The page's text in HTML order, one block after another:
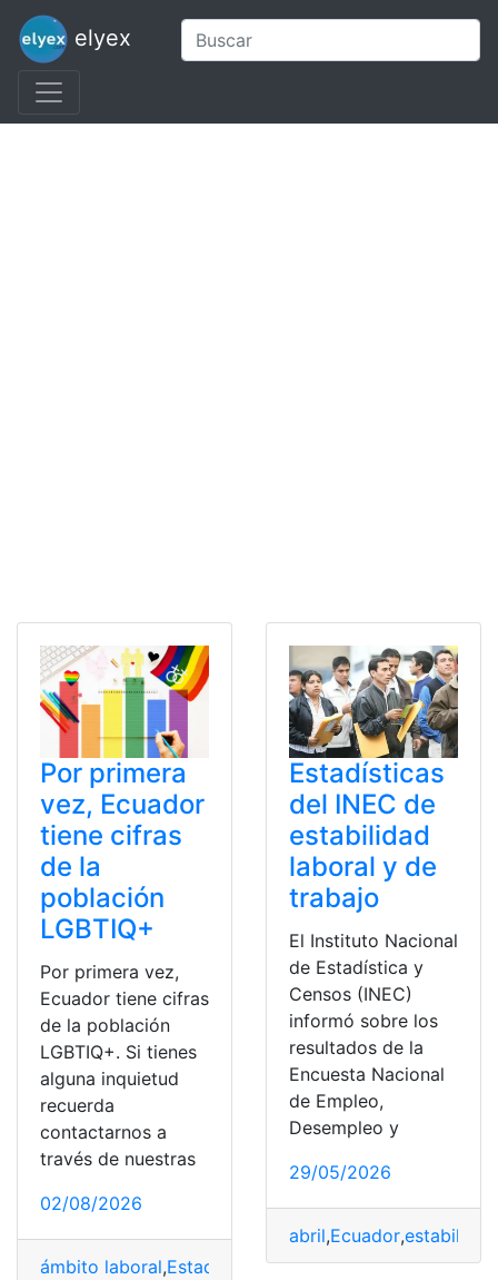
elyex
Por primera
vez, Ecuador
tiene cifras
de la
población
LGBTIQ+
Por primera vez,
Ecuador tiene cifras
de la población
LGBTIQ+. Si tienes
alguna inquietud
recuerda
contactarnos a
través de nuestras
02/08/2026
ámbito laboral,Estadísticas,exclusión,LGBTIQ,
Estadísticas
del INEC de
estabilidad
laboral y de
trabajo
El Instituto Nacional
de Estadística y
Censos (INEC)
informó sobre los
resultados de la
Encuesta Nacional
de Empleo,
Desempleo y
29/05/2026
abril,Ecuador,estabilidad